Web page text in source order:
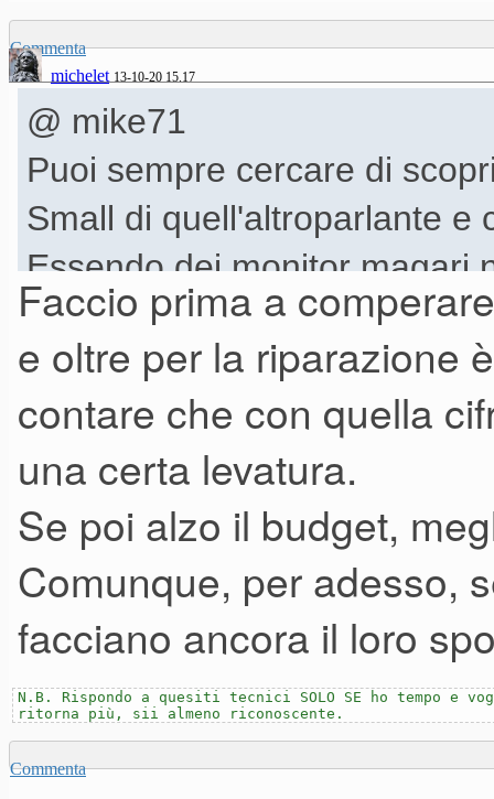
Commenta
michelet 13-10-20 15.17
@ mike71
Puoi sempre cercare di
Small di quell'altroparlante e
Essendo dei monitor magari
fa per recuperare un paio di
cercare sul catalogo CIARE
giuste.
Faccio prima a
e oltre per la riparazione
contare che con quella
una certa levatura.
Se poi alzo il budget,
Comunque, per adesso,
facciano ancora il loro
N.B. Rispondo a quesiti tecnici SOLO SE ho tempo e
ritorna più, sii almeno riconoscente.
Commenta